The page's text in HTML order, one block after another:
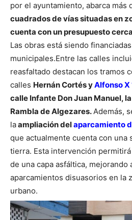
por el ayuntamiento, abarca más
cuadrados de vías situadas en
cuenta con un presupuesto
Las obras está siendo
municipales.Entre las calles
reasfaltado destacan los tramos
calles Hernán Cortés yAlfonso X
calle Infante Don Juan Manuel,
Rambla de Algezares.Además,
laampliación delaparcamiento
que actualmente cuenta con una
tierra. Esta intervención
de una capa asfáltica, mejorando
aparcamientos disuasorios en la
urbano.